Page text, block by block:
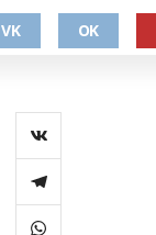
VK OK